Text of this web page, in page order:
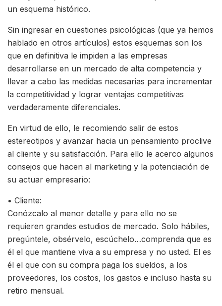
un esquema histórico.
Sin ingresar en cuestiones psicológicas (que ya hemos
hablado en otros artículos) estos esquemas son los
que en definitiva le impiden a las empresas
desarrollarse en un mercado de alta competencia y
llevar a cabo las medidas necesarias para incrementar
la competitividad y lograr ventajas competitivas
verdaderamente diferenciales.
En virtud de ello, le recomiendo salir de estos
estereotipos y avanzar hacia un pensamiento proclive
al cliente y su satisfacción. Para ello le acerco algunos
consejos que hacen al marketing y la potenciación de
su actuar empresario:
• Cliente:
Conózcalo al menor detalle y para ello no se
requieren grandes estudios de mercado. Solo hábiles,
pregúntele, obsérvelo, escúchelo…comprenda que es
él el que mantiene viva a su empresa y no usted. El es
él el que con su compra paga los sueldos, a los
proveedores, los costos, los gastos e incluso hasta su
retiro mensual.